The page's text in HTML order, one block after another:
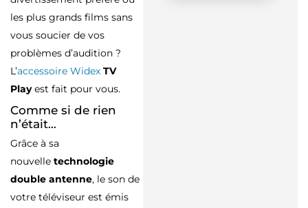
les plus grands films sans
vous soucier de vos
problèmes d’audition ?
L’accessoire Widex TV
Playest fait pour vous.
Comme si de rien
n’était…
Grâce à sa
nouvelle technologie
double antenne, le son de
votre téléviseur est émis